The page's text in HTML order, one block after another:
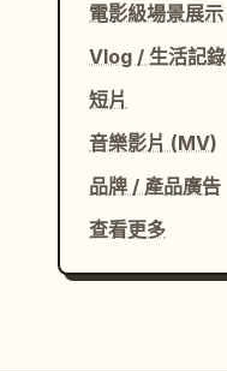
電影級場景展示
Vlog / 生活記錄
短片
音樂影片 (MV)
品牌 / 產品廣告
查看更多